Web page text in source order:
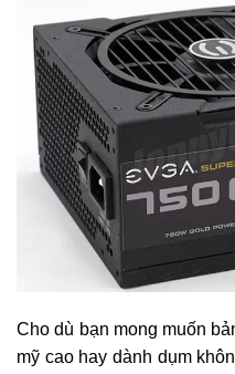
Cho dù bạn mong muốn
mỹ cao hay dành dụm